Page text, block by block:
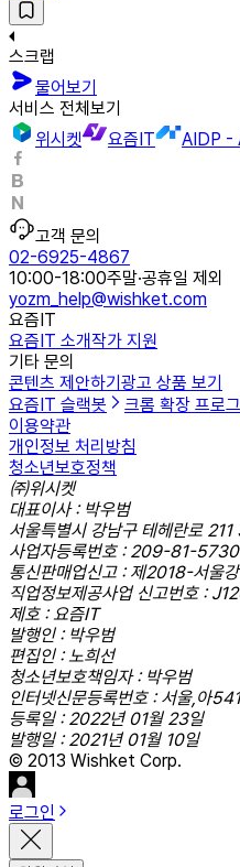
스크랩
물어보기
서비스 전체보기
위시켓
요즘IT AIDP -
고객 문의
02-6925-4867
10:00-18:00주말·공휴일 제외
yozm_help@wishket.com
요즘IT
요즘IT 소개작가 지원
기타 문의
콘텐츠 제안하기 광고 상품 보기
요즘IT 슬랙봇
크롬 확장 프로
이용약관
개인정보 처리방침
청소년보호정책
㈜위시켓
대표이사 : 박우범
서울특별시 강남구 테헤란로
사업자등록번호 : 209-81-
통신판매업신고 : 제2018-서울
직업정보제공사업 신고번호 :
제호 : 요즘IT
발행인 : 박우범
편집인 : 노희선
청소년보호책임자 : 박우범
인터넷신문등록번호 : 서울,아
등록일 : 2022년 01월 23일
발행일 : 2021년 01월 10일
© 2013 Wishket Corp.
로그인